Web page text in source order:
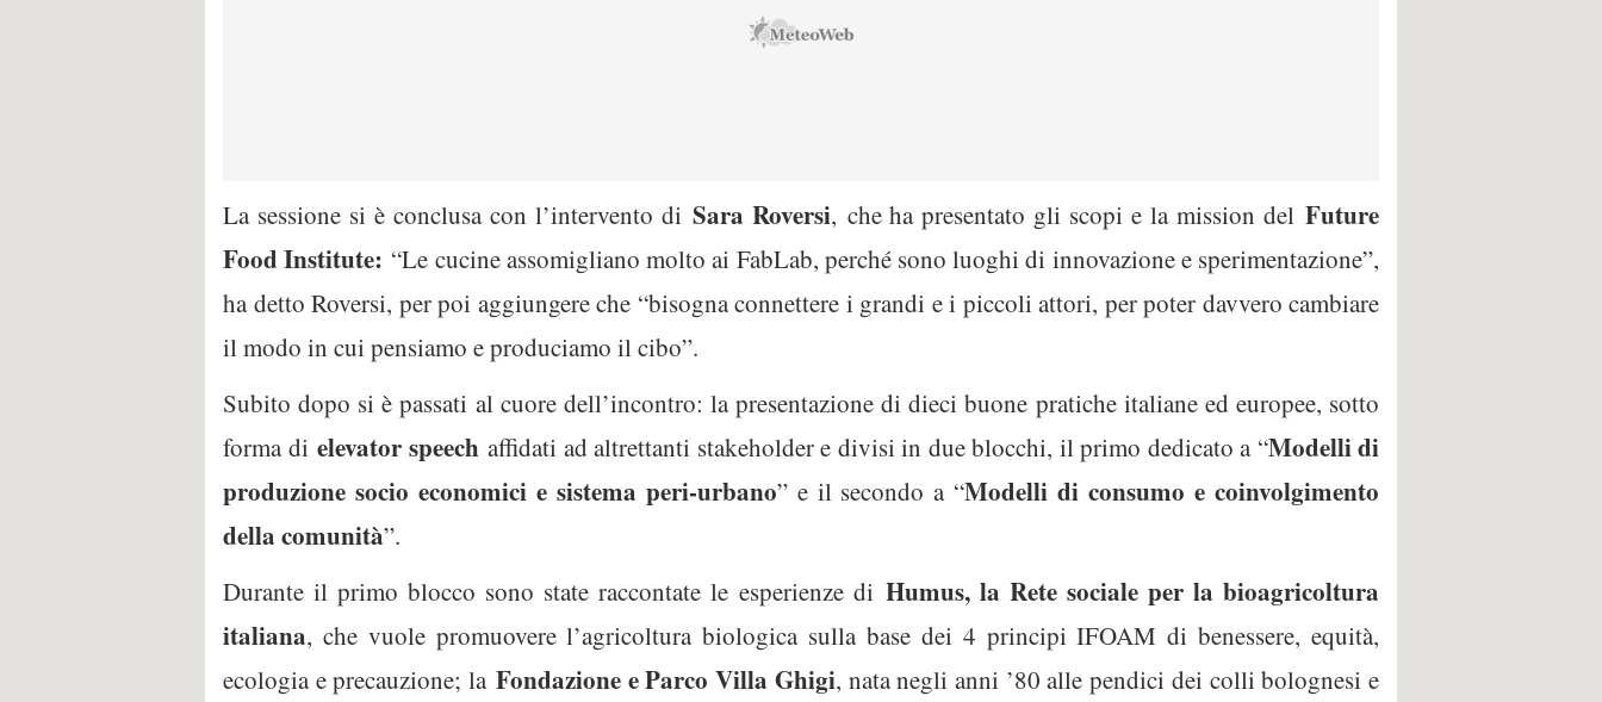
La sessione si è conclusa con l’intervento di Sara Roversi, che ha presentato gli scopi e la mission delFuture
Food Institute: “Le cucine assomigliano molto ai FabLab, perché sono luoghi di innovazione e sperimentazione”,
ha detto Roversi, per poi aggiungere che “bisogna connettere i grandi e i piccoli attori, per poter davvero cambiare
il modo in cui pensiamo e produciamo il cibo”.
Subito dopo si è passati al cuore dell’incontro: la presentazione di dieci buone pratiche italiane ed europee, sotto
forma di elevator speech affidati ad altrettanti stakeholder e divisi in due blocchi, il primo dedicato a “Modelli di
produzione socio economici e sistema peri-urbano” e il secondo a “Modelli di consumo e coinvolgimento
della comunità”.
Durante il primo blocco sono state raccontate le esperienze di Humus, la Rete sociale per la bioagricoltura
italiana, che vuole promuovere l’agricoltura biologica sulla base dei 4 principi IFOAM di benessere, equità,
ecologia e precauzione; la Fondazione e Parco Villa Ghigi, nata negli anni ’80 alle pendici dei colli bolognesi e